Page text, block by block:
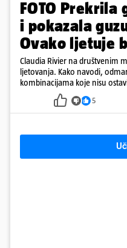
FOTO Prekrila
i pokazala
Ovako ljetuje
Claudia Rivier na društvenim
ljetovanja. Kako navodi,
kombinacijama koje nisu
5